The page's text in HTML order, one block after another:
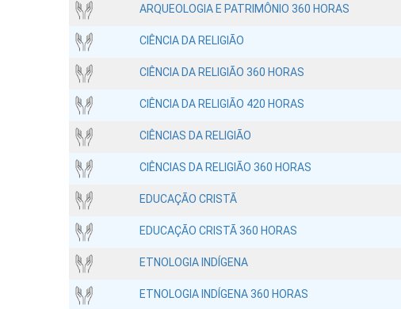
ARQUEOLOGIA E PATRIMÔNIO 360 HORAS
CIÊNCIA DA RELIGIÃO
CIÊNCIA DA RELIGIÃO 360 HORAS
CIÊNCIA DA RELIGIÃO 420 HORAS
CIÊNCIAS DA RELIGIÃO
CIÊNCIAS DA RELIGIÃO 360 HORAS
EDUCAÇÃO CRISTÃ
EDUCAÇÃO CRISTÃ 360 HORAS
ETNOLOGIA INDÍGENA
ETNOLOGIA INDÍGENA 360 HORAS